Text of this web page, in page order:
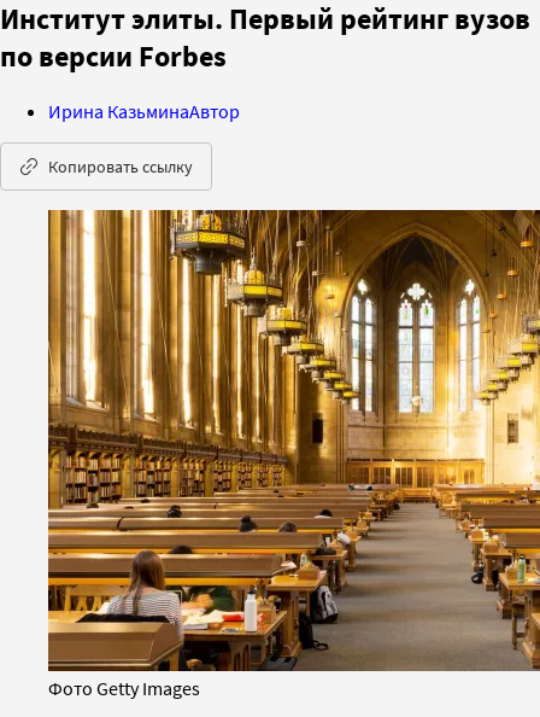
Институт элиты. Первый рейтинг вузов
по версии Forbes
Ирина КазьминаАвтор
Копировать ссылку
Фото Getty Images